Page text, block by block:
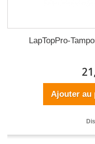
LapTopPro-
Ajouter au